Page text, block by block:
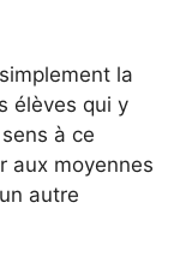
la
élèves qui y
à ce
aux moyennes
autre